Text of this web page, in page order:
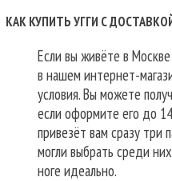
КАК КУПИТЬ УГГИ С
Если вы живёте в
в нашем интернет-
условия. Вы можете
если оформите его до
привезёт вам сразу три
могли выбрать среди
ноге идеально.